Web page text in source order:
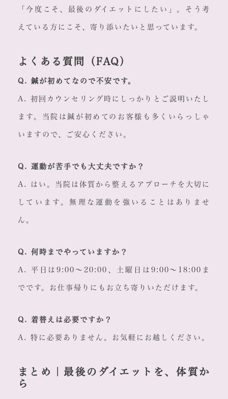
「今度こそ、最後のダイエットにしたい」。そう考
えている方にこそ、寄り添いたいと思っています。
よくある質問（FAQ）
Q. 鍼が初めてなので不安です。
A. 初回カウンセリング時にしっかりとご説明いたし
ます。当院は鍼が初めてのお客様も多くいらっしゃ
いますので、ご安心ください。
Q. 運動が苦手でも大丈夫ですか？
A. はい。当院は体質から整えるアプローチを大切に
しています。無理な運動を強いることはありませ
ん。
Q. 何時までやっていますか？
A. 平日は9:00〜20:00、土曜日は9:00〜18:00ま
でです。お仕事帰りにもお立ち寄りいただけます。
Q. 着替えは必要ですか？
A. 特に必要ありません。お気軽にお越しください。
まとめ｜最後のダイエットを、体質か
ら